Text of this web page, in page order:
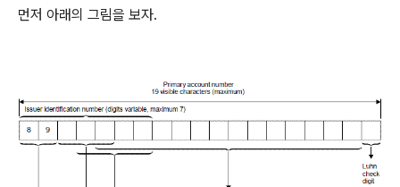
먼저 아래의 그림을 보자.